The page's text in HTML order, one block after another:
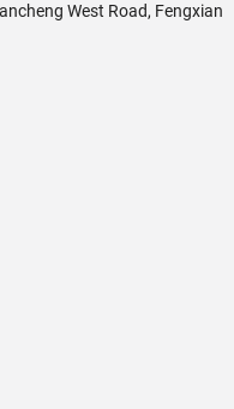
West Road, Fengxian